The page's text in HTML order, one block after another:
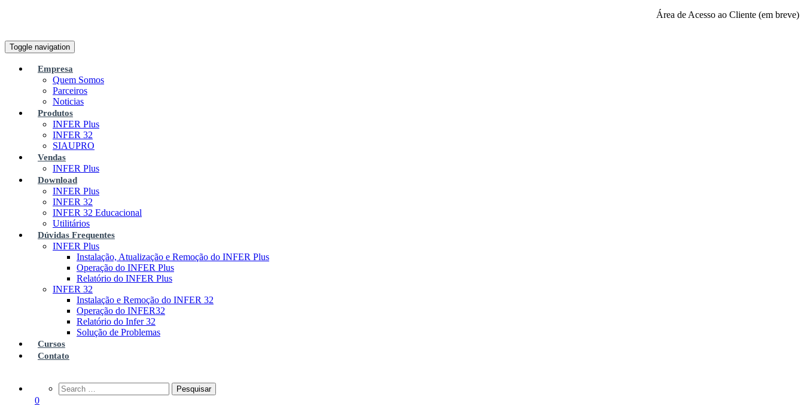
Área de Acesso ao Cliente (em breve)
Toggle navigation
Empresa
Quem Somos
Parceiros
Noticias
Produtos
INFER Plus
INFER 32
SIAUPRO
Vendas
INFER Plus
Download
INFER Plus
INFER 32
INFER 32 Educacional
Utilitários
Dúvidas Frequentes
INFER Plus
Instalação, Atualização e Remoção do INFER Plus
Operação do INFER Plus
Relatório do INFER Plus
INFER 32
Instalação e Remoção do INFER 32
Operação do INFER32
Relatório do Infer 32
Solução de Problemas
Cursos
Contato
0